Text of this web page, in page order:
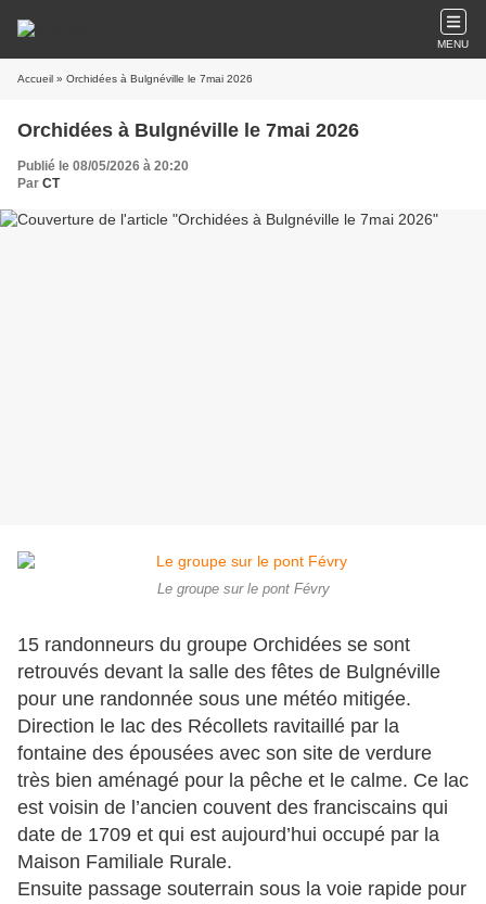
MENU
Accueil » Orchidées à Bulgnéville le 7mai 2026
Orchidées à Bulgnéville le 7mai 2026
Publié le 08/05/2026 à 20:20
Par CT
Le groupe sur le pont Févry
15 randonneurs du groupe Orchidées se sont
retrouvés devant la salle des fêtes de Bulgnéville
pour une randonnée sous une météo mitigée.
Direction le lac des Récollets ravitaillé par la
fontaine des épousées avec son site de verdure
très bien aménagé pour la pêche et le calme. Ce lac
est voisin de l’ancien couvent des franciscains qui
date de 1709 et qui est aujourd’hui occupé par la
Maison Familiale Rurale.
Ensuite passage souterrain sous la voie rapide pour